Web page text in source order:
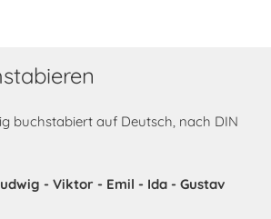
buchstabiert auf Deutsch, nach DIN
- Viktor - Emil - Ida - Gustav